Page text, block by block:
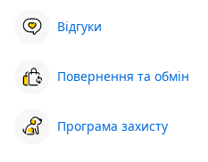
Відгуки
Повернення та обмін
Програма захисту